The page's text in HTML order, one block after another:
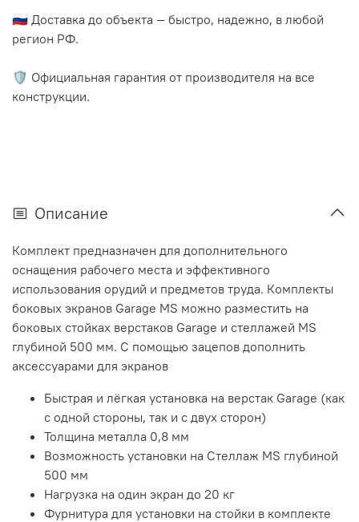
🇷🇺 Доставка до объекта — быстро, надежно, в любой
регион РФ.
🛡️ Официальная гарантия от производителя на все
конструкции.
Описание
Комплект предназначен для дополнительного
оснащения рабочего места и эффективного
использования орудий и предметов труда. Комплекты
боковых экранов Garage MS можно разместить на
боковых стойках верстаков Garage и стеллажей MS
глубиной 500 мм. С помощью зацепов дополнить
аксессуарами для экранов
Быстрая и лёгкая установка на верстак Garage (как
с одной стороны, так и с двух сторон)
Толщина металла 0,8 мм
Возможность установки на Стеллаж MS глубиной
500 мм
Нагрузка на один экран до 20 кг
Фурнитура для установки на стойки в комплекте